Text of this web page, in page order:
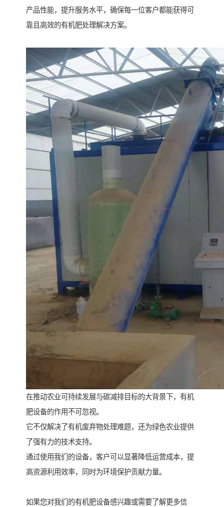
产品性能，提升服务水平，确保每一位客户都能获得可
靠且高效的有机肥处理解决方案。
在推动农业可持续发展与碳减排目标的大背景下，有机
肥设备的作用不可忽视。
它不仅解决了有机废弃物处理难题，还为绿色农业提供
了强有力的技术支持。
通过使用我们的设备，客户可以显著降低运营成本，提
高资源利用效率，同时为环境保护贡献力量。
如果您对我们的有机肥设备感兴趣或需要了解更多信